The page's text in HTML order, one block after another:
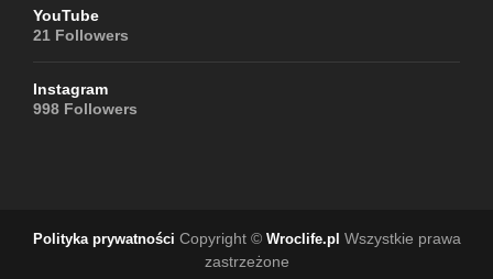
YouTube
21 Followers
Instagram
998 Followers
Polityka prywatności Copyright © Wroclife.pl Wszystkie prawa
zastrzeżone